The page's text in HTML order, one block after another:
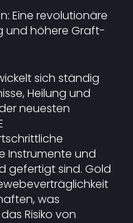
العربية
Eine revolutionäre
und höhere Graft-
sich ständig
Heilung und
neuesten
Instrumente und
gefertigt sind. Gold
was
Risiko von